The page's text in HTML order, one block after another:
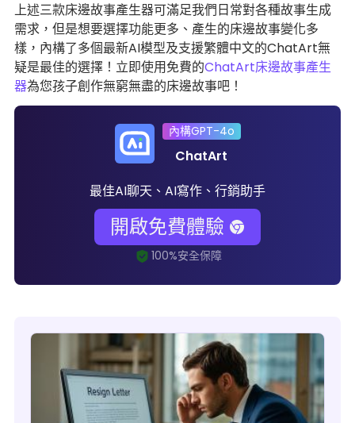
上述三款床邊故事產生器可滿足我們日常對各種故事生成
需求，但是想要選擇功能更多、產生的床邊故事變化多
樣，內構了多個最新AI模型及支援繁體中文的ChatArt無
疑是最佳的選擇！立即使用免費的ChatArt床邊故事產生
器為您孩子創作無窮無盡的床邊故事吧！
內構GPT-4o
ChatArt
最佳AI聊天、AI寫作、行銷助手
開啟免費體驗